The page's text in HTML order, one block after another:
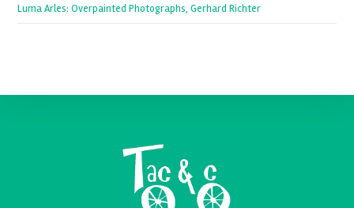
Luma Arles: Overpainted Photographs, Gerhard Richter